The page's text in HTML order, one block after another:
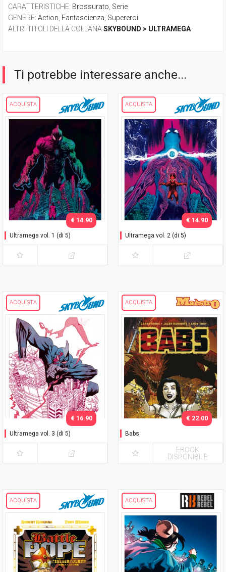
CARATTERISTICHE: Brossurato Serie
GENERE: Action Fantascienza Supereroi
ALTRI TITOLI DELLA COLLANA SKYBOUND > ULTRAMEGA
Ti potrebbe interessare anche...
ACQUISTA
Ultramega vol. 1 (di 5)
€ 14.90
ACQUISTA
Ultramega vol. 2 (di 5)
€ 14.90
ACQUISTA
Ultramega vol. 3 (di 5)
€ 16.90
ACQUISTA
Babs
€ 22.00
EBOOK
DISPONIBILE
ACQUISTA ACQUISTA